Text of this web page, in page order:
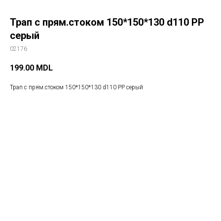
Трап с прям.стоком 150*150*130 d110 РР
серый
02176
199.00 MDL
Трап с прям.стоком 150*150*130 d110 РР серый